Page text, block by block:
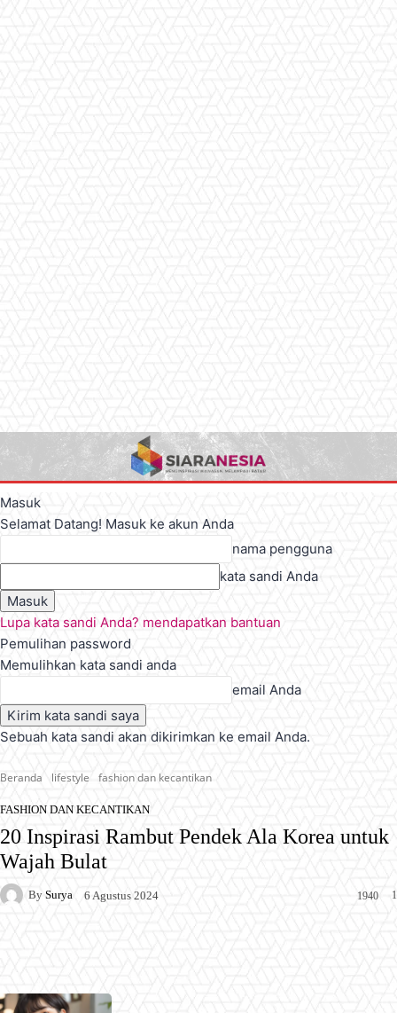
Masuk
Selamat Datang! Masuk ke akun Anda
nama pengguna
kata sandi Anda
Lupa kata sandi Anda? mendapatkan bantuan
Pemulihan password
Memulihkan kata sandi anda
email Anda
Sebuah kata sandi akan dikirimkan ke email Anda.
Beranda lifestyle fashion dan kecantikan
FASHION DAN KECANTIKAN
20 Inspirasi Rambut Pendek Ala Korea untuk
Wajah Bulat
By Surya 6 Agustus 2024 1
1940